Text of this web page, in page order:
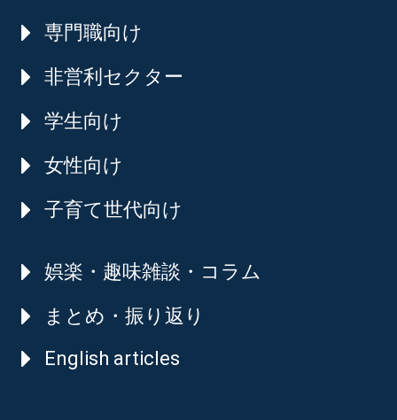
専門職向け
非営利セクター
学生向け
女性向け
子育て世代向け
娯楽・趣味雑談・コラム
まとめ・振り返り
English articles